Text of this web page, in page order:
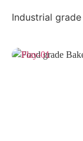
Industrial